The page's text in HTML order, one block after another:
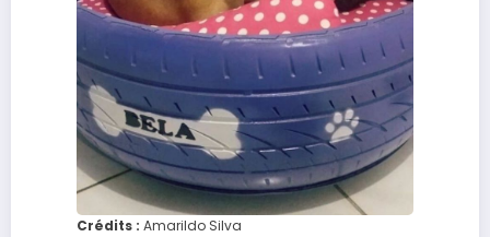
Crédits : Amarildo Silva